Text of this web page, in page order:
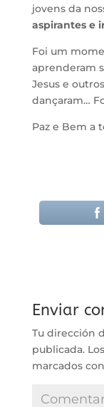
jovens da
aspirantes e
Foi um
aprenderam
Jesus e
dançaram…
Paz e Bem a
Enviar
Tu dirección
publicada.
marcados con